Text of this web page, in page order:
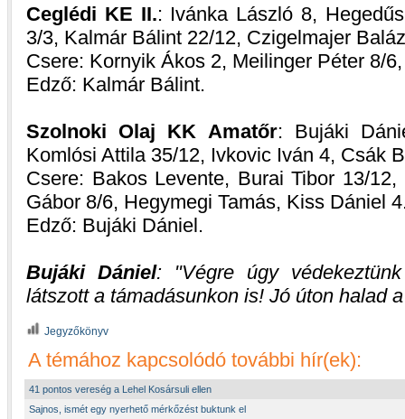
Ceglédi KE II.: Ivánka László 8,
3/3, Kalmár Bálint 22/12, Czigelmajer
Csere: Kornyik Ákos 2, Meilinger Péter 8/
Edző: Kalmár Bálint.
Szolnoki Olaj KK Amatőr: Bujáki
Komlósi Attila 35/12, Ivkovic Iván 4, Csák
Csere: Bakos Levente, Burai Tibor 13/
Gábor 8/6, Hegymegi Tamás, Kiss Dániel
Edző: Bujáki Dániel.
Bujáki Dániel:
Végre úgy
látszott a támadásunkon is! Jó úton halad
Jegyzőkönyv
A témához kapcsolódó további hír(ek):
41 pontos vereség a Lehel Kosársuli ellen
Sajnos, ismét egy nyerhető mérkőzést buktunk el